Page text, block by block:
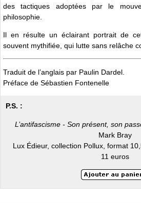
des tactiques adoptées par le
philosophie.
Il en résulte un éclairant portrait de
souvent mythifiée, qui lutte sans relâche
Traduit de l’anglais par Paulin Dardel.
Préface de Sébastien Fontenelle
P.S. :
L’antifascisme - Son présent, son
Mark Bray
Lux Édieur, collection Pollux, format
11 euros